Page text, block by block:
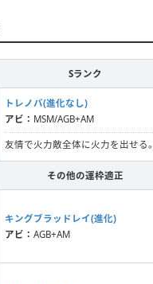
Sランク
トレノバ(進化なし)
アビ： MSM/AGB+AM
友情で火力敵全体に火力を出せる。
その他の運枠適正
キングブラッドレイ(進化)
アビ： AGB+AM